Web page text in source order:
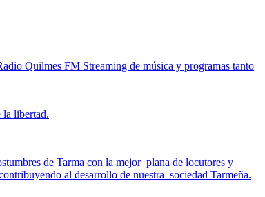
Quilmes FM Streaming de música y programas tanto
la libertad.
de Tarma con la mejor plana de locutores y
al desarrollo de nuestra sociedad Tarmeña.